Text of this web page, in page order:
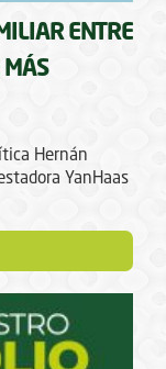
ENTRE
MÁS
Hernán
YanHaas